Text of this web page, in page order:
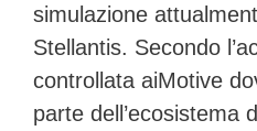
simulazione
Stellantis. Secondo
controllata aiMotive
parte dell’ecosistema